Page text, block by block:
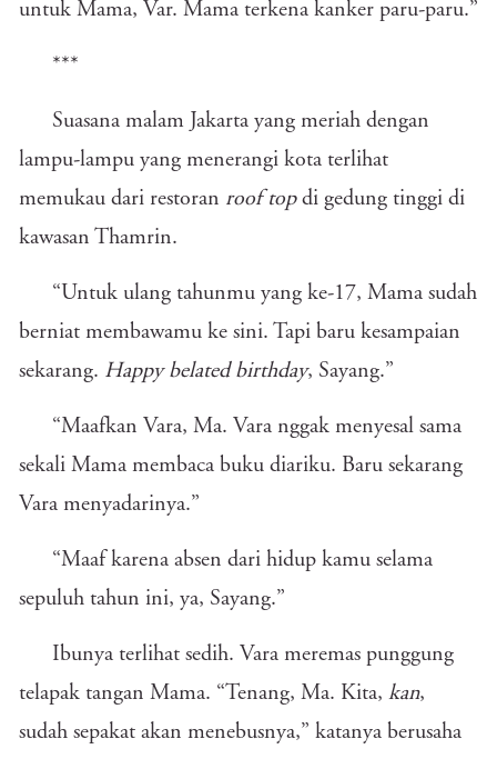
untuk Mama, Var. Mama terkena kanker paru-paru.”
***
Suasana malam Jakarta yang meriah dengan
lampu-lampu yang menerangi kota terlihat
memukau dari restoran roof topdi gedung tinggi di
kawasan Thamrin.
“Untuk ulang tahunmu yang ke-17, Mama sudah
berniat membawamu ke sini. Tapi baru kesampaian
sekarang. Happy belated birthday, Sayang.”
“Maafkan Vara, Ma. Vara nggak menyesal sama
sekali Mama membaca buku diariku. Baru sekarang
Vara menyadarinya.”
“Maaf karena absen dari hidup kamu selama
sepuluh tahun ini, ya, Sayang.”
Ibunya terlihat sedih. Vara meremas punggung
telapak tangan Mama. “Tenang, Ma. Kita, kan,
sudah sepakat akan menebusnya,” katanya berusaha